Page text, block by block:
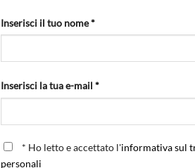
Inserisci il tuo nome *
Inserisci la tua e-mail *
* Ho letto e accettato l'informativa sul
personali
La pietra centrale, con la